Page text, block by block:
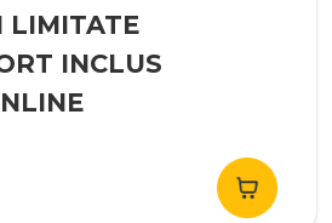
LIMITATE
INCLUS